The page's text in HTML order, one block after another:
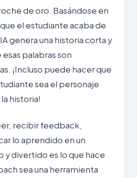
de oro. Basándose en
el estudiante acaba de
genera una historia corta y
palabras son
¡Incluso puede hacer que
sea el personaje
historia!
recibir feedback,
lo aprendido en un
y divertido es lo que hace
sea una herramienta